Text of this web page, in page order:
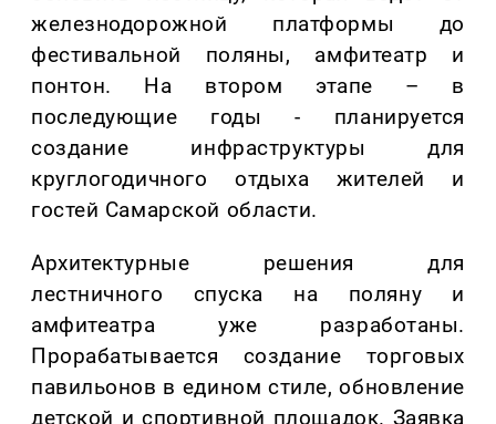
железнодорожной платформы до
фестивальной поляны, амфитеатр и
понтон. На втором этапе – в
последующие годы - планируется
создание инфраструктуры для
круглогодичного отдыха жителей и
гостей Самарской области.
Архитектурные решения для
лестничного спуска на поляну и
амфитеатра уже разработаны.
Прорабатывается создание торговых
павильонов в едином стиле, обновление
детской и спортивной площадок. Заявка